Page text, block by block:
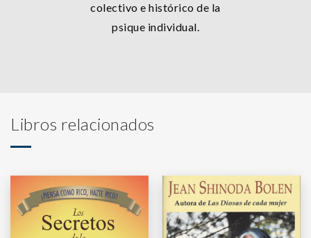
colectivo e histórico de la
psique individual.
Libros relacionados